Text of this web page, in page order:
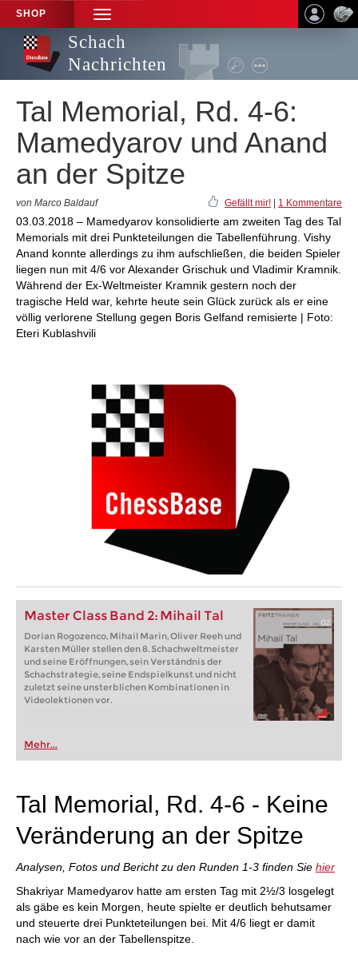
SHOP
TOGGLE
NAVIGATION
Schach
Nachrichten
Tal Memorial, Rd. 4-6:
Mamedyarov und Anand
an der Spitze
von Marco Baldauf Gefällt mir! 1 Kommentare
03.03.2018 – Mamedyarov konsolidierte am zweiten Tag des Tal
Memorials mit drei Punkteteilungen die Tabellenführung. Vishy
Anand konnte allerdings zu ihm aufschließen, die beiden Spieler
liegen nun mit 4/6 vor Alexander Grischuk und Vladimir Kramnik.
Während der Ex-Weltmeister Kramnik gestern noch der
tragische Held war, kehrte heute sein Glück zurück als er eine
völlig verlorene Stellung gegen Boris Gelfand remisierte | Foto:
Eteri Kublashvili
Master Class Band 2: Mihail Tal
Dorian Rogozenco, Mihail Marin, Oliver Reeh und
Karsten Müller stellen den 8. Schachweltmeister
und seine Eröffnungen, sein Verständnis der
Schachstrategie, seine Endspielkunst und nicht
zuletzt seine unsterblichen Kombinationen in
Videolektionen vor.
Mehr...
Tal Memorial, Rd. 4-6 - Keine
Veränderung an der Spitze
Analysen, Fotos und Bericht zu den Runden 1-3 finden Sie hier
Shakriyar Mamedyarov hatte am ersten Tag mit 2½/3 losgelegt
als gäbe es kein Morgen, heute spielte er deutlich behutsamer
und steuerte drei Punkteteilungen bei. Mit 4/6 liegt er damit
nach wie vor an der Tabellenspitze.